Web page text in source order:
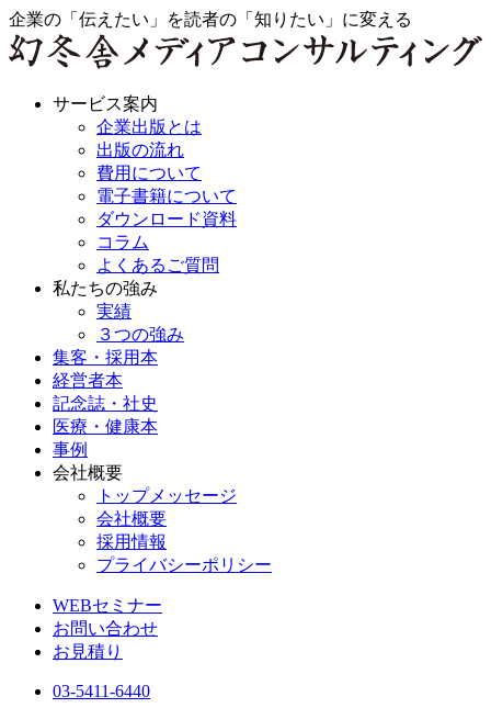
企業の「伝えたい」を読者の「知りたい」に変える
サービス案内
企業出版とは
出版の流れ
費用について
電子書籍について
ダウンロード資料
コラム
よくあるご質問
私たちの強み
実績
３つの強み
集客・採用本
経営者本
記念誌・社史
医療・健康本
事例
会社概要
トップメッセージ
会社概要
採用情報
プライバシーポリシー
WEBセミナー
お問い合わせ
お見積り
03-5411-6440